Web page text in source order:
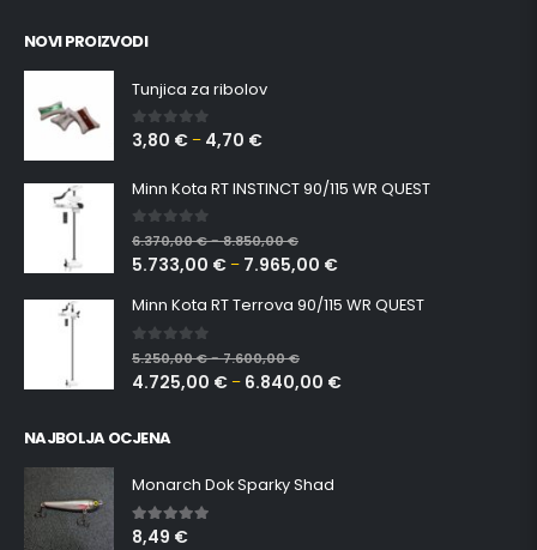
NOVI PROIZVODI
Tunjica za ribolov
0 out of 5
3,80 € – 4,70 €
Minn Kota RT INSTINCT 90/115 WR QUEST
0 out of 5
6.370,00€–8.850,00€
5.733,00 € – 7.965,00 €
Minn Kota RT Terrova 90/115 WR QUEST
0 out of 5
5.250,00€–7.600,00€
4.725,00 € – 6.840,00 €
NAJBOLJA OCJENA
Monarch Dok Sparky Shad
5.00 out of 5
8,49 €